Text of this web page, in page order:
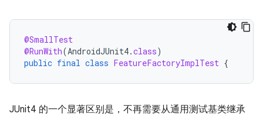
@SmallTest
@RunWith(AndroidJUnit4.class)
public final class FeatureFactoryImplTest {
JUnit4 的一个显著区别是，不再需要从通用测试基类继承